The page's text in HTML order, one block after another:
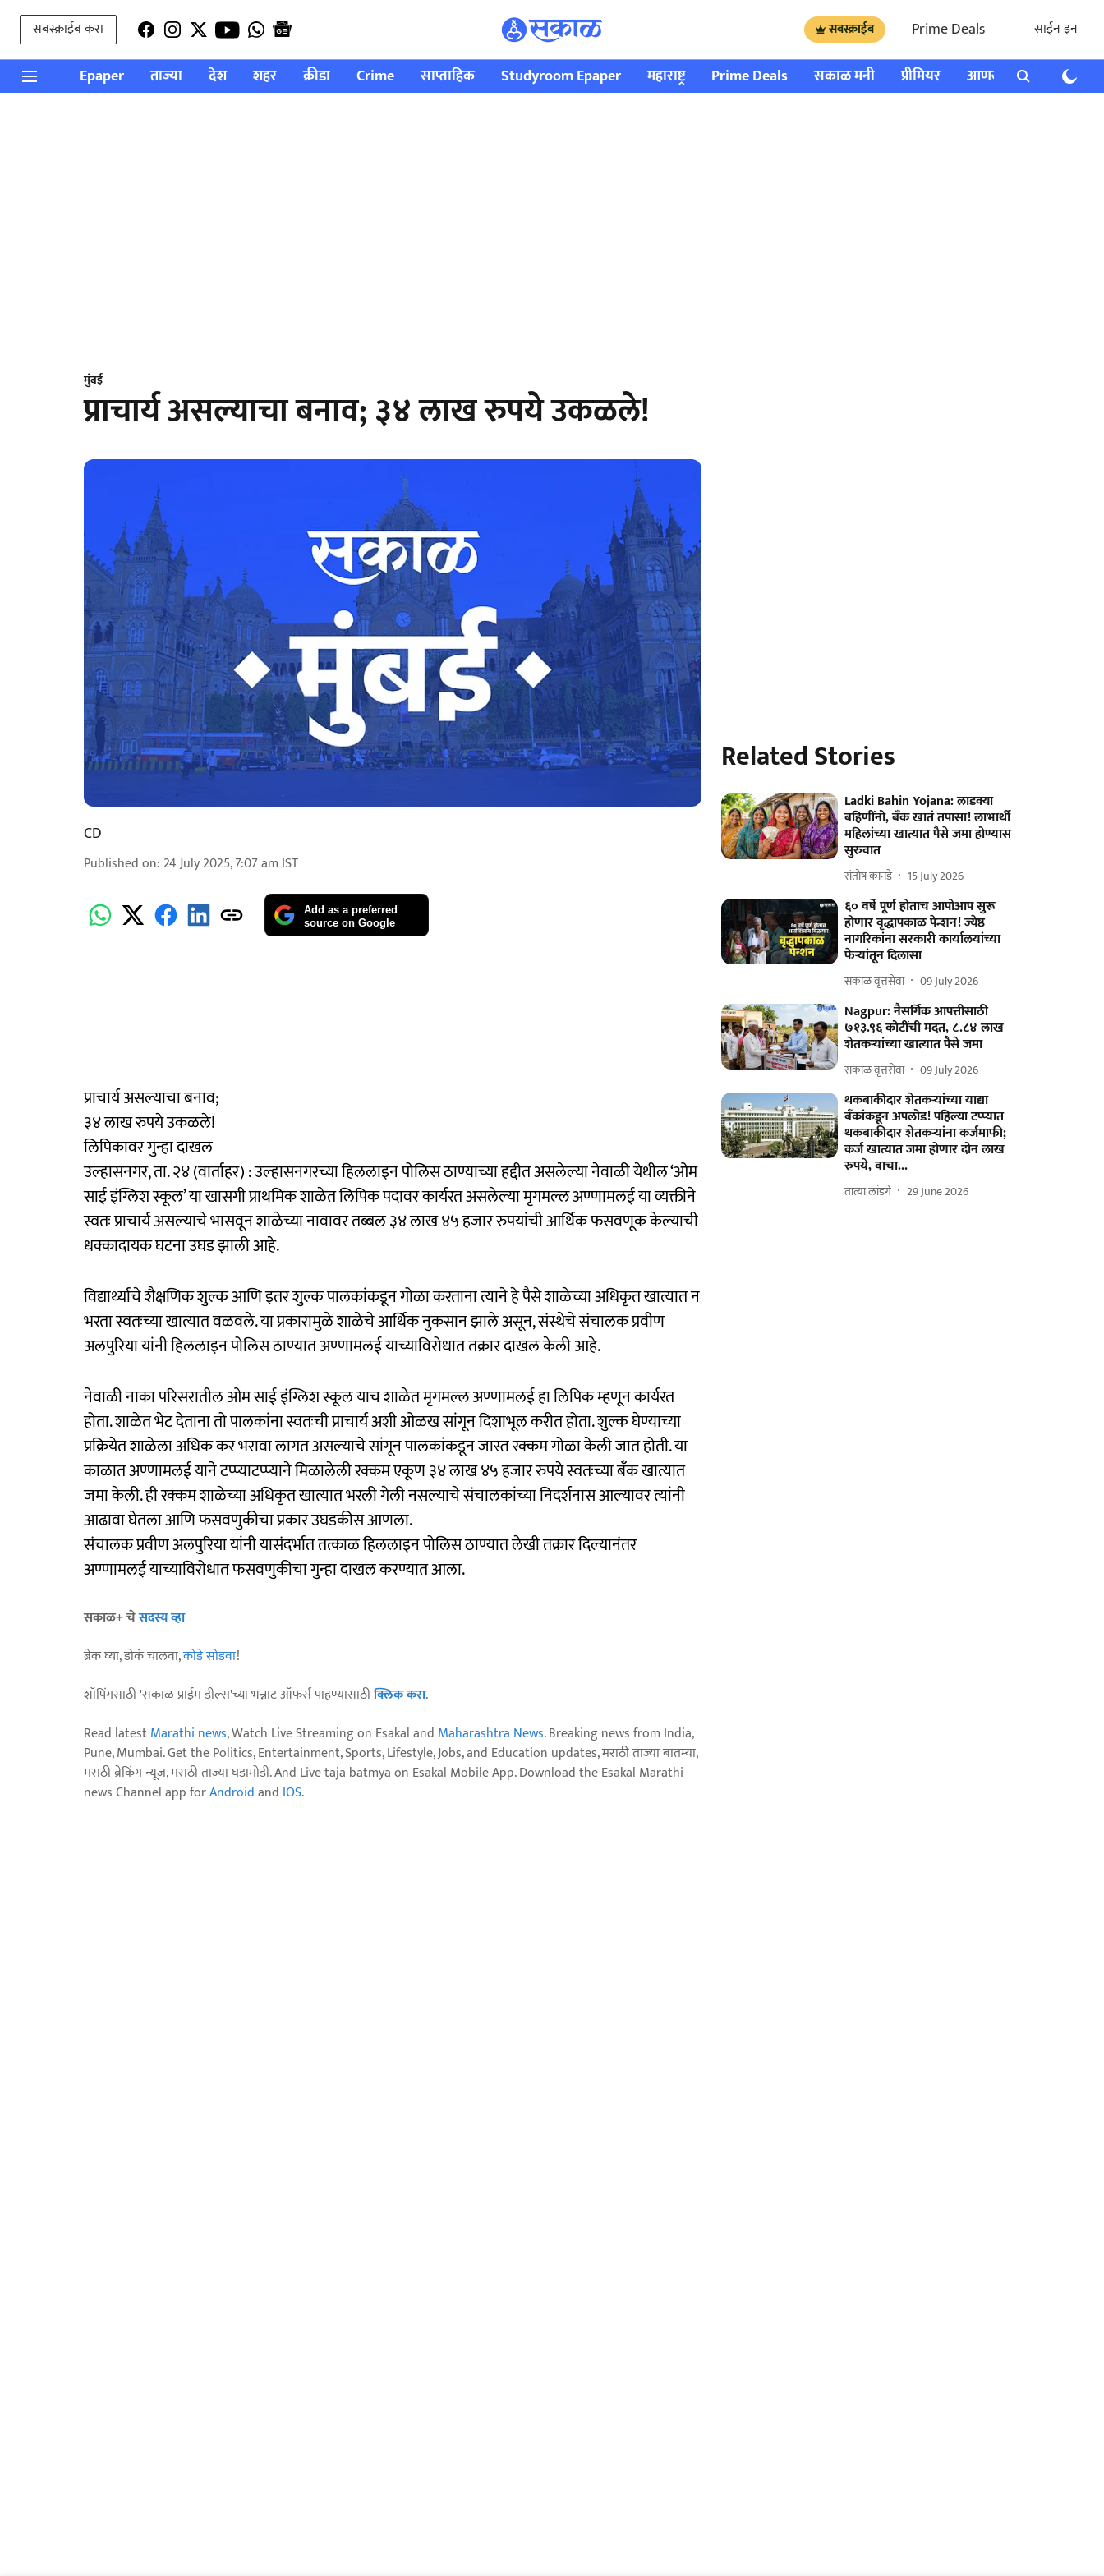
सबस्क्राईब करा सबस्क्राईब Prime Deals साईन इन
Epaper ताज्या देश शहर क्रीडा Crime साप्ताहिक Studyroom Epaper महाराष्ट्र Prime Deals सकाळ मनी प्रीमियर आणखी राशी भविष्य
मुंबई
प्राचार्य असल्याचा बनाव; ३४ लाख रुपये उकळले!
CD
Published on: 24 July 2025, 7:07 am IST
Add as a preferred
source on Google
प्राचार्य असल्याचा बनाव;
३४ लाख रुपये उकळले!
लिपिकावर गुन्हा दाखल
उल्हासनगर, ता. २४ (वार्ताहर) : उल्हासनगरच्या हिललाइन पोलिस ठाण्याच्या हद्दीत असलेल्या नेवाळी येथील ‘ओम
साई इंग्लिश स्कूल’ या खासगी प्राथमिक शाळेत लिपिक पदावर कार्यरत असलेल्या मृगमल्ल अण्णामलई या व्यक्तीने
स्वतः प्राचार्य असल्याचे भासवून शाळेच्या नावावर तब्बल ३४ लाख ४५ हजार रुपयांची आर्थिक फसवणूक केल्याची
धक्कादायक घटना उघड झाली आहे.
विद्यार्थ्यांचे शैक्षणिक शुल्क आणि इतर शुल्क पालकांकडून गोळा करताना त्याने हे पैसे शाळेच्या अधिकृत खात्यात न
भरता स्वतःच्या खात्यात वळवले. या प्रकारामुळे शाळेचे आर्थिक नुकसान झाले असून, संस्थेचे संचालक प्रवीण
अलपुरिया यांनी हिललाइन पोलिस ठाण्यात अण्णामलई याच्याविरोधात तक्रार दाखल केली आहे.
नेवाळी नाका परिसरातील ओम साई इंग्लिश स्कूल याच शाळेत मृगमल्ल अण्णामलई हा लिपिक म्हणून कार्यरत
होता. शाळेत भेट देताना तो पालकांना स्वतःची प्राचार्य अशी ओळख सांगून दिशाभूल करीत होता. शुल्क घेण्याच्या
प्रक्रियेत शाळेला अधिक कर भरावा लागत असल्याचे सांगून पालकांकडून जास्त रक्कम गोळा केली जात होती. या
काळात अण्णामलई याने टप्प्याटप्प्याने मिळालेली रक्कम एकूण ३४ लाख ४५ हजार रुपये स्वतःच्या बँक खात्यात
जमा केली. ही रक्कम शाळेच्या अधिकृत खात्यात भरली गेली नसल्याचे संचालकांच्या निदर्शनास आल्यावर त्यांनी
आढावा घेतला आणि फसवणुकीचा प्रकार उघडकीस आणला.
संचालक प्रवीण अलपुरिया यांनी यासंदर्भात तत्काळ हिललाइन पोलिस ठाण्यात लेखी तक्रार दिल्यानंतर
अण्णामलई याच्याविरोधात फसवणुकीचा गुन्हा दाखल करण्यात आला.
सकाळ+ चेसदस्य व्हा
ब्रेक घ्या, डोकं चालवा,कोडे सोडवा!
शॉपिंगसाठी 'सकाळ प्राईम डील्स'च्या भन्नाट ऑफर्स पाहण्यासाठीक्लिक करा.
Read latestMarathi news, Watch Live Streaming on Esakal and Maharashtra News. Breaking news from India,
Pune, Mumbai. Get the Politics, Entertainment, Sports, Lifestyle, Jobs, and Education updates, मराठी ताज्या बातम्या,
मराठी ब्रेकिंग न्यूज, मराठी ताज्या घडामोडी. And Live taja batmya on Esakal Mobile App. Download the Esakal Marathi
news Channel app forAndroidand IOS.
Related Stories
Ladki Bahin Yojana: लाडक्या
बहिणींनो, बँक खातं तपासा! लाभार्थी
महिलांच्या खात्यात पैसे जमा होण्यास
सुरुवात
संतोष कानडे 15 July 2026
६० वर्षे पूर्ण होताच आपोआप सुरू
होणार वृद्धापकाळ पेन्शन! ज्येष्ठ
नागरिकांना सरकारी कार्यालयांच्या
फेऱ्यांतून दिलासा
सकाळ वृत्तसेवा 09 July 2026
Nagpur: नैसर्गिक आपत्तीसाठी
७१३.९६ कोटींची मदत, ८.८४ लाख
शेतकऱ्यांच्या खात्यात पैसे जमा
सकाळ वृत्तसेवा 09 July 2026
थकबाकीदार शेतकऱ्यांच्या याद्या
बँकांकडून अपलोड! पहिल्या टप्प्यात
थकबाकीदार शेतकऱ्यांना कर्जमाफी;
कर्ज खात्यात जमा होणार दोन लाख
रुपये, वाचा...
तात्या लांडगे 29 June 2026